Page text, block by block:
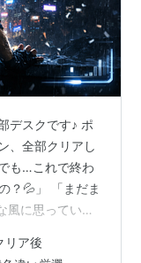
デスクです♪ ポ
、全部クリアし
も…これで終わ
？💦」 「まだま
風に思っている
ン119個全クリ
リア後